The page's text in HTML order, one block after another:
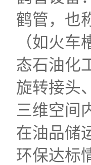
鹤管，也
（如火
态石油化
旋转接头
三维空间
在油品储
环保达标